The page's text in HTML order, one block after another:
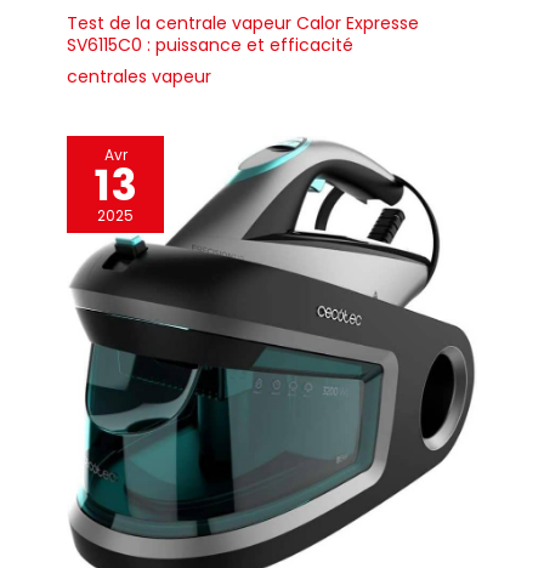
Test de la centrale vapeur Calor Expresse
SV6115C0 : puissance et efficacité
centrales vapeur
Avr
13
2025